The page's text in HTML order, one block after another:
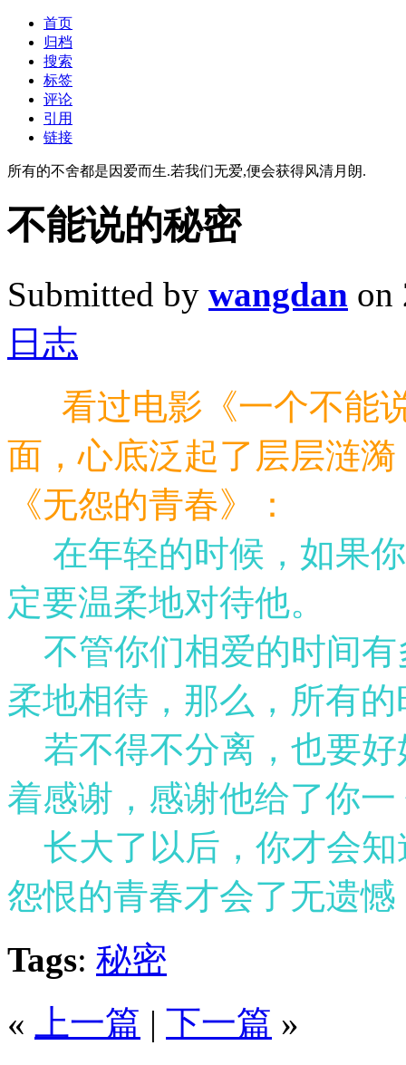
首页
归档
搜索
标签
评论
引用
链接
所有的不舍都是因爱而生.若我们无爱,便会获得风清月朗.
不能说的秘密
Submitted by wangdan on
日志
看过电影《一个不能
面，心底泛起了层层涟
《无怨的青春》：
在年轻的时候，如果
定要温柔地对待他。
不管你们相爱的时间有
柔地相待，那么，所有
若不得不分离，也要好
着感谢，感谢他给了你
长大了以后，你才会知
怨恨的青春才会了无遗
Tags: 秘密
«
上一篇 | 下一篇 »